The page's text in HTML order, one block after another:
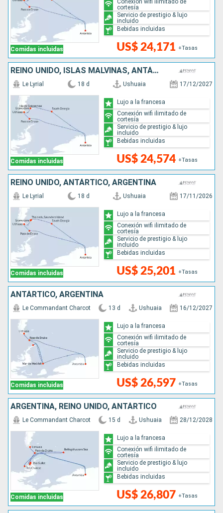
Comidas incluidas US$ 24,171 +Tasas
cortesía
Servicio de prestigio & lujo
incluido
Bebidas incluidas
REINO UNIDO, ISLAS MALVINAS, ANTÁRTICO, ARGENTINA
Comidas incluidas
Le Lyrial 18 d Ushuaia 17/12/2027
US$ 24,574 +Tasas
Lujo a la francesa
Conexión wifi ilimitado de
cortesía
Servicio de prestigio & lujo
incluido
Bebidas incluidas
REINO UNIDO, ANTÁRTICO, ARGENTINA
Comidas incluidas
Le Lyrial 18 d Ushuaia 17/11/2026
US$ 25,201 +Tasas
Lujo a la francesa
Conexión wifi ilimitado de
cortesía
Servicio de prestigio & lujo
incluido
Bebidas incluidas
ANTÁRTICO, ARGENTINA
Comidas incluidas
Le Commandant Charcot 13 d Ushuaia 16/12/2027
US$ 26,597 +Tasas
Lujo a la francesa
Conexión wifi ilimitado de
cortesía
Servicio de prestigio & lujo
incluido
Bebidas incluidas
ARGENTINA, REINO UNIDO, ANTÁRTICO
Comidas incluidas
Le Commandant Charcot 15 d Ushuaia 28/12/2028
US$ 26,807 +Tasas
Lujo a la francesa
Conexión wifi ilimitado de
cortesía
Servicio de prestigio & lujo
incluido
Bebidas incluidas